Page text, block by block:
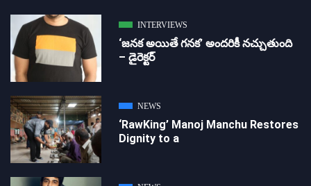
INTERVIEWS
‘జ‌న‌క అయితే గ‌న‌క‌’ అందరికీ నచ్చుతుంది
– డైరెక్ట‌ర్
NEWS
‘RawKing’ Manoj Manchu Restores
Dignity to a